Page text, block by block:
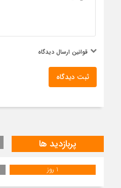
قوانین ارسال دیدگاه
ثبت دیدگاه
پربازدید ها
1 روز